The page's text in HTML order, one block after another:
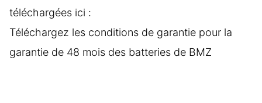
téléchargées ici :
Téléchargez les conditions de garantie pour la
garantie de 48 mois des batteries de BMZ